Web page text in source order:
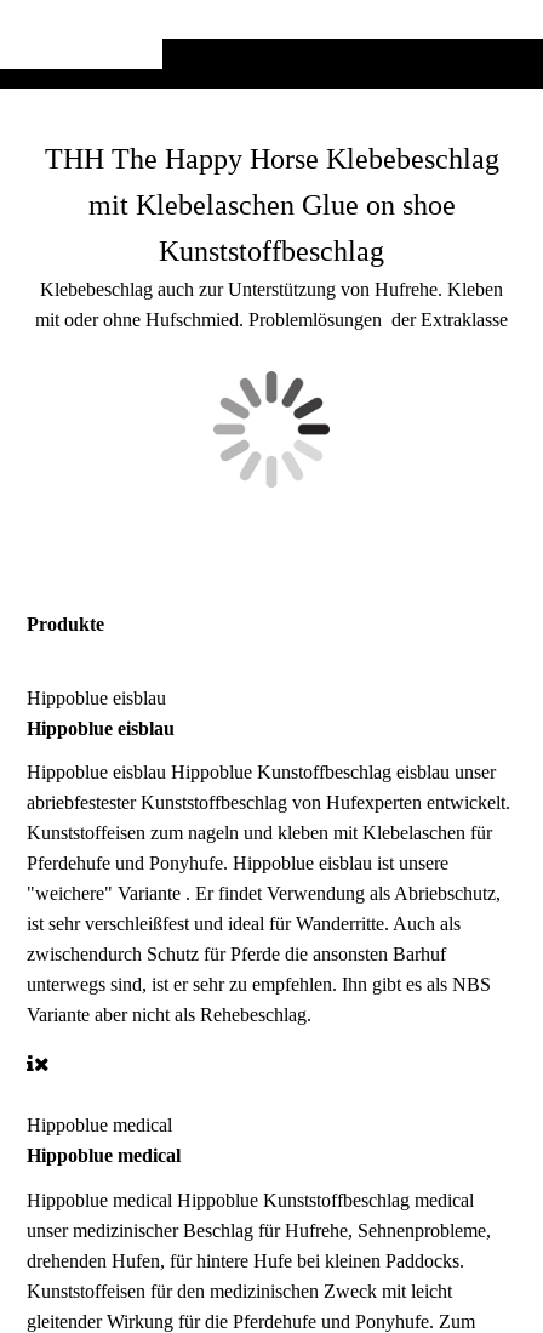
THH The Happy Horse Klebebeschlag
mit Klebelaschen Glue on shoe
Kunststoffbeschlag
Klebebeschlag auch zur Unterstützung von Hufrehe. Kleben
mit oder ohne Hufschmied. Problemlösungen der Extraklasse
Produkte
Hippoblue eisblau
Hippoblue eisblau
Hippoblue eisblauHippoblue Kunstoffbeschlag eisblau unser
abriebfestester Kunststoffbeschlag von Hufexperten entwickelt.
Kunststoffeisen zum nageln und kleben mit Klebelaschen für
Pferdehufe und Ponyhufe. Hippoblue eisblau ist unsere
"weichere" Variante . Er findet Verwendung als Abriebschutz,
ist sehr verschleißfest und ideal für Wanderritte. Auch als
zwischendurch Schutz für Pferde die ansonsten Barhuf
unterwegs sind, ist er sehr zu empfehlen. Ihn gibt es als NBS
Variante aber nicht als Rehebeschlag.
Hippoblue medical
Hippoblue medical
Hippoblue medicalHippoblue Kunststoffbeschlag medical
unser medizinischer Beschlag für Hufrehe, Sehnenprobleme,
drehenden Hufen, für hintere Hufe bei kleinen Paddocks.
Kunststoffeisen für den medizinischen Zweck mit leicht
gleitender Wirkung für die Pferdehufe und Ponyhufe. Zum